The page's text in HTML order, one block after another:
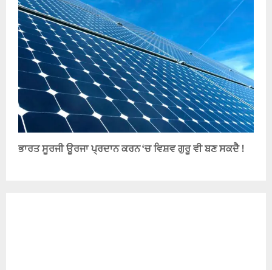
ਭਾਰਤ ਸੂਰਜੀ ਊਰਜਾ ਪ੍ਰਦਾਨ ਕਰਨ ‘ਚ ਵਿਸ਼ਵ ਗੁਰੂ ਵੀ ਬਣ ਸਕਦੈ !